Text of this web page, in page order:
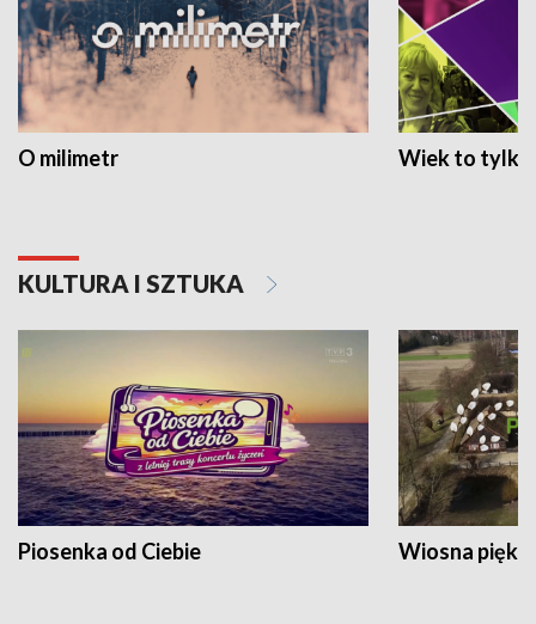
O milimetr Wiek to tylko
KULTURA I SZTUKA
Piosenka od Ciebie Wiosna